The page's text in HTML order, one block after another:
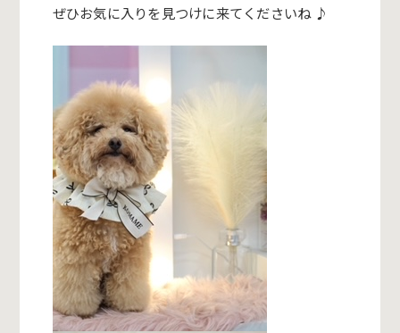
ぜひお気に入りを見つけに来てくださいね ♪